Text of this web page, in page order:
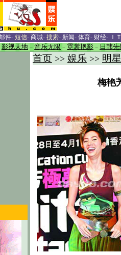
件- 短信- 商城- 搜索- 新闻- 体育- 财经- Ｉ
影视天地 － 音乐无限 － 霓裳艳影 － 日韩先
首页 >> 娱乐 >> 明
梅艳